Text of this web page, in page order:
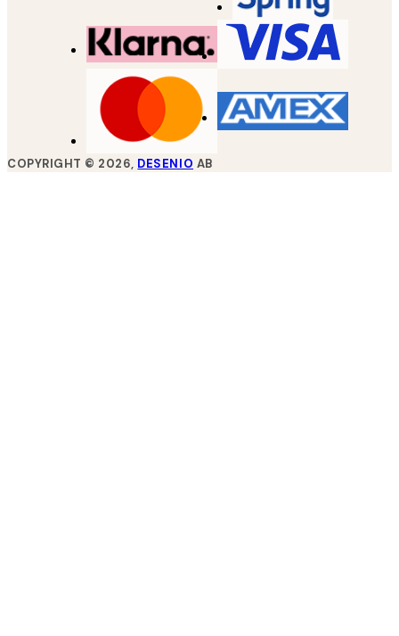
COPYRIGHT © 2026, DESENIO AB